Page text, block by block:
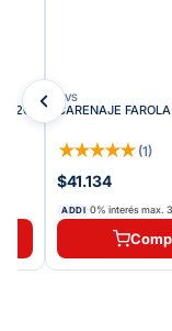
TVS
CARENAJE
★★★★★ (1)
$41.134
ADDI 0% interés max.